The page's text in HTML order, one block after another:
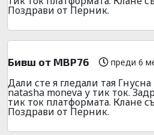
Поздрави от Перник.
Бивш от МВР76 преди 6
Дали сте я гледали тая
natasha moneva у тик ток.
тик ток платформата. Клане
Поздрави от Перник.